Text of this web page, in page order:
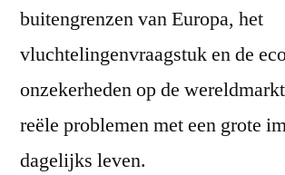
buitengrenzen van Europa, het
vluchtelingenvraagstuk en de
onzekerheden op de
reële problemen met een grote
dagelijks leven.